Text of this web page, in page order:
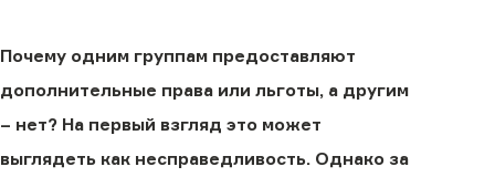
Почему одним группам предоставляют
дополнительные права или льготы, а другим
– нет? На первый взгляд это может
выглядеть как несправедливость. Однако за